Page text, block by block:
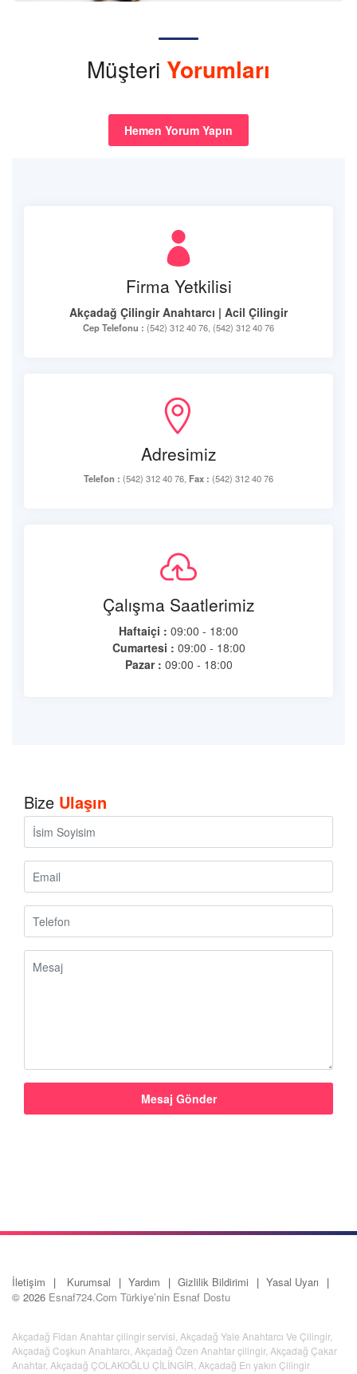
Müşteri Yorumları
Hemen Yorum Yapın
Firma Yetkilisi
Akçadağ Çilingir Anahtarcı | Acil Çilingir
Cep Telefonu : (542) 312 40 76, (542) 312 40 76
Adresimiz
Telefon : (542) 312 40 76, Fax : (542) 312 40 76
Çalışma Saatlerimiz
Haftaiçi : 09:00 - 18:00
Cumartesi : 09:00 - 18:00
Pazar : 09:00 - 18:00
Bize Ulaşın
İletişim Kurumsal Yardım Gizlilik Bildirimi
Yasal Uyarı
© 2026 Esnaf724.Com Türkiye’nin Esnaf Dostu
Akçadağ Fidan Anahtar çilingir servisi Akçadağ Yale Anahtarcı Ve Çilingir,
Akçadağ Coşkun Anahtarcı Akçadağ Özen Anahtar çilingir, Akçadağ Çakar
Anahtar, Akçadağ ÇOLAKOĞLU ÇİLİNGİR Akçadağ En yakın Çilingir